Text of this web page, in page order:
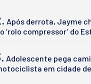
Após derrota, Jayme
‘rolo compressor’ do
Adolescente pega
em cidade de